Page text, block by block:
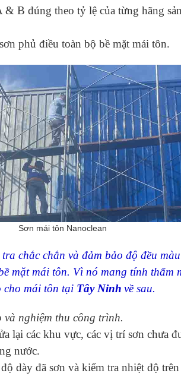
& B đúng theo tỷ lệ của từng hãng
phủ điều toàn bộ bề mặt mái tôn.
Sơn mái tôn Nanoclean
chắc chắn và đảm bảo độ đều
mặt mái tôn. Vì nó mang tính thẩm
cho mái tôn tại Tây Ninh về sau.
và nghiệm thu công trình.
lại các khu vực, các vị trí sơn chưa
nước.
dày đã sơn và kiểm tra nhiệt độ trên